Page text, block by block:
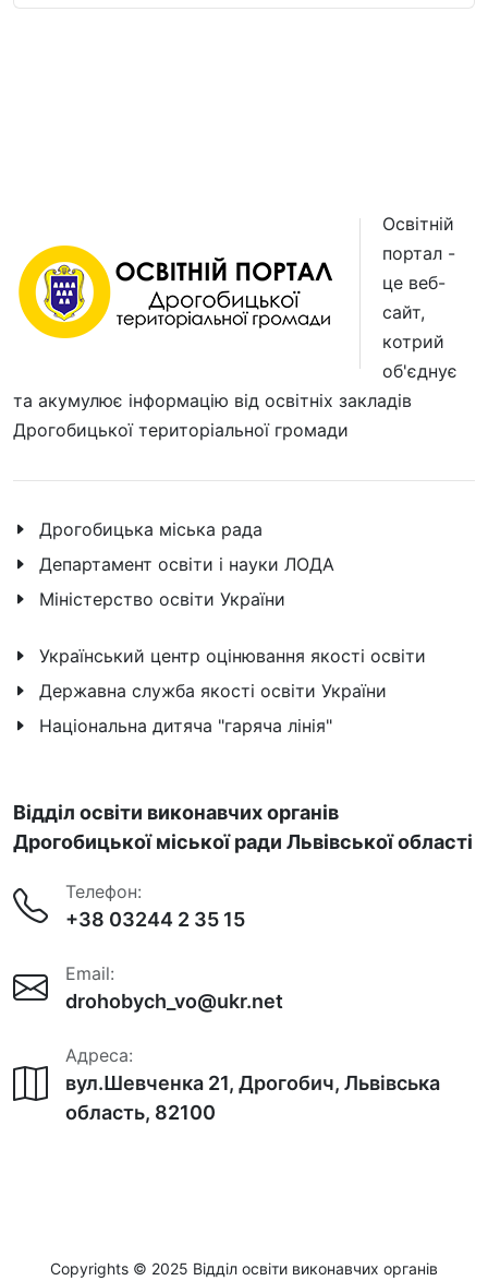
Освітній
портал -
це веб-
сайт,
котрий
об'єднує
та акумулює інформацію від освітніх закладів
Дрогобицької територіальної громади
Дрогобицька міська рада
Департамент освіти і науки ЛОДА
Міністерство освіти України
Український центр оцінювання якості освіти
Державна служба якості освіти України
Національна дитяча "гаряча лінія"
Відділ освіти виконавчих органів
Дрогобицької міської ради Львівської області
Телефон:
+38 03244 2 35 15
Email:
drohobych_vo@ukr.net
Адреса:
вул.Шевченка 21, Дрогобич, Львівська
область, 82100
Copyrights © 2025 Відділ освіти виконавчих органів